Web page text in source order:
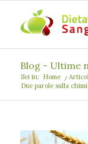
Blog - Ultime
Sei in: Home /
Due parole sulla